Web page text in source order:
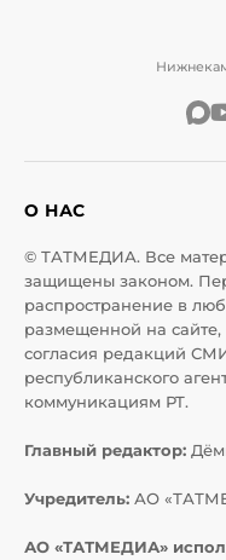
О НАС
© ТАТМЕДИА. Все
защищены законом.
распространение в
размещенной на сайте,
согласия редакций
республиканского
коммуникациям РТ.
Главный редактор:
Учредитель: АО
АО «ТАТМЕДИА»